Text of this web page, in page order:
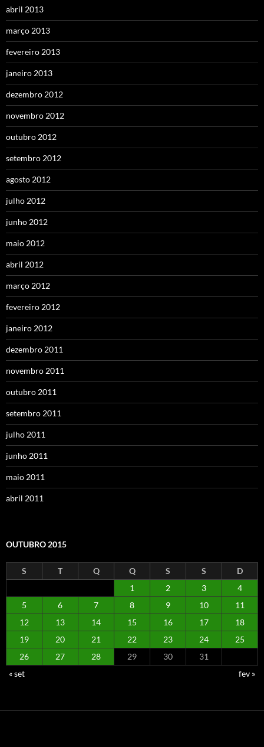
abril 2013
março 2013
fevereiro 2013
janeiro 2013
dezembro 2012
novembro 2012
outubro 2012
setembro 2012
agosto 2012
julho 2012
junho 2012
maio 2012
abril 2012
março 2012
fevereiro 2012
janeiro 2012
dezembro 2011
novembro 2011
outubro 2011
setembro 2011
julho 2011
junho 2011
maio 2011
abril 2011
OUTUBRO 2015
S T Q Q S S
D
1
2 3
4
5
6 7 8 9 10
11
12
13 14 15 16 17
18
19
20 21 22 23 24
25
26
27 28 29 30
31
« set
fev »